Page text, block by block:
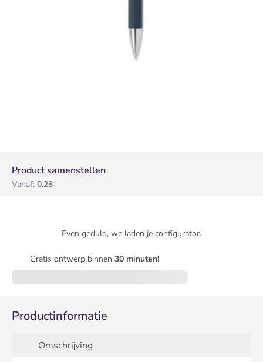
Product samenstellen
Vanaf: 0,28
Even geduld, we laden je configurator.
Gratis ontwerp binnen 30 minuten!
Productinformatie
Omschrijving